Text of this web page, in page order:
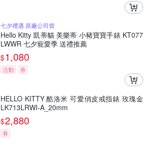
七夕禮遇 原廠公司貨
Hello Kitty 凱蒂貓 美樂蒂 小豬寶寶手錶 KT077
LWWR 七夕寵愛季 送禮推薦
$1,080
活動 券
HELLO KITTY 酷洛米 可愛俏皮戒指錶 玫瑰金
LK713LRWI-A_20mm
$2,880
券